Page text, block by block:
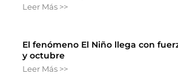
Leer Más >>
El fenómeno El Niño llega con
y octubre
Leer Más >>